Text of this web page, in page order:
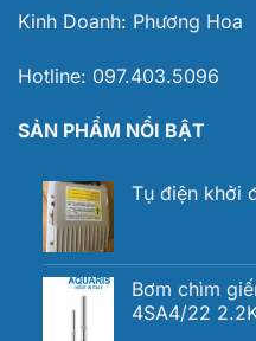
Kinh Doanh: Phương Hoa
Hotline: 097.403.5096
SẢN PHẨM NỔI BẬT
Tụ điện khởi
Bơm chìm
4SA4/22